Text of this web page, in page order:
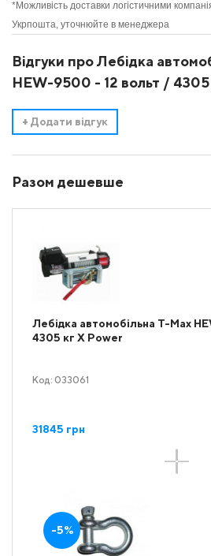
*Можливість доставки логістичними
Укрпошта, уточнюйте в менеджера
Відгуки про Лебідка
HEW-9500 - 12 вольт / 4305
+ Додати відгук
Разом дешевше
Лебідка автомобільна T-Max
4305 кг X Power
Код: 033061
31845 грн
-5%